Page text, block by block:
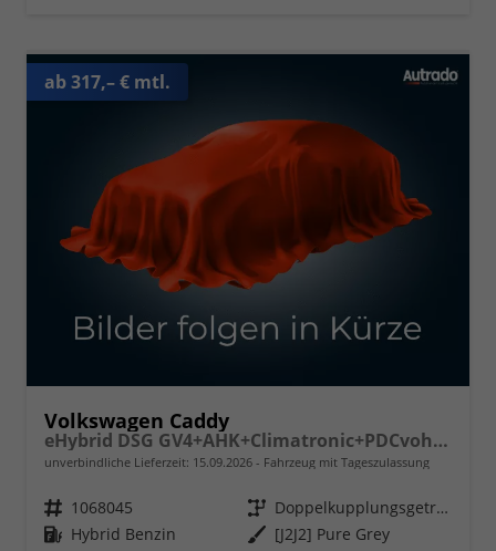
ab 317,– € mtl.
Volkswagen Caddy
eHybrid DSG GV4+AHK+Climatronic+PDCvohi+Cam+Regensens.+AppConnect
unverbindliche Lieferzeit: 15.09.2026 Fahrzeug mit Tageszulassung
Fahrzeugnr. 1068045 Getriebe
Doppelkupplungsgetriebe (DSG)
Kraftstoff Hybrid Benzin Außenfarbe [J2J2] Pure Grey